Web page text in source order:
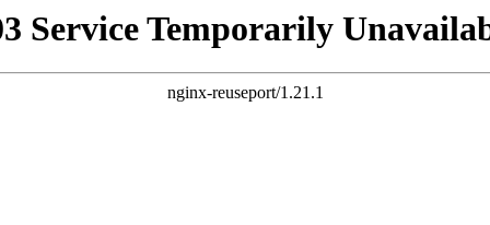
Service Temporarily
nginx-reuseport/1.21.1